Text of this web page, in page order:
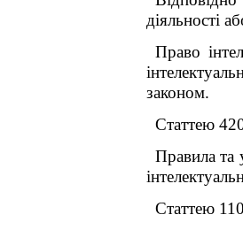
діяльності
Право
законом.
Статтею
Правила та
Статтею